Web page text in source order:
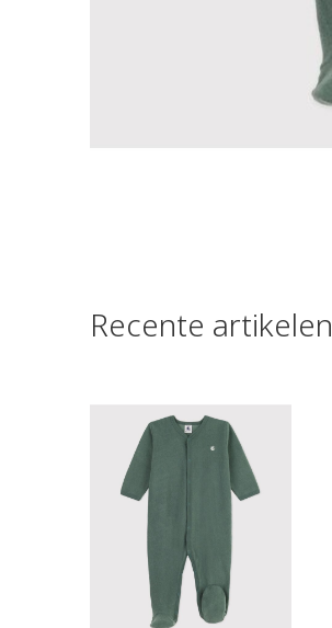
Recente artikelen